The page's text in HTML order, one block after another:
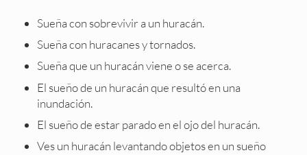
Sueña con sobrevivir a un huracán.
Sueña con huracanes y tornados.
Sueña que un huracán viene o se acerca.
El sueño de un huracán que resultó en una
inundación.
El sueño de estar parado en el ojo del huracán.
Ves un huracán levantando objetos en un sueño